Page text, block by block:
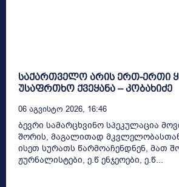
საქართველო არის ერთ-ერთი
უსაფრთხო ქვეყანა – კობახიძე
06 Აგვისტო 2026, 16:46
ბევრი სამარცხვინო სპეკულაცია
შორის, მაგალითად
ისეთ სურათს წარმოაჩენდნენ, მათ
ჟურნალისტები, ე.წ ენჯეოები, ე.წ...